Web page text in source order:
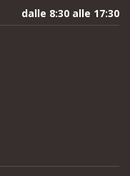
dalle 8:30 alle 17:30